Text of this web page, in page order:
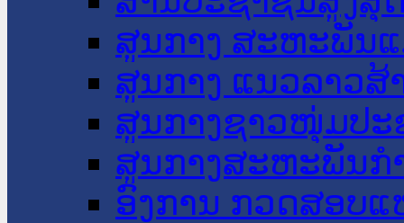
ສູນກາງ ສະຫະພັນ
ສູນກາງ ແນວລາວສ້
ສູນກາງຊາວໜຸ່ມປະ
ສູນກາງສະຫະພັນກ
ອົງການ ກວດສອບແ